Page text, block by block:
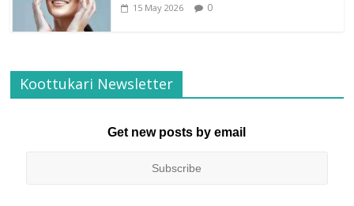
15 May 2026 0
Koottukari Newsletter
Get new posts by email